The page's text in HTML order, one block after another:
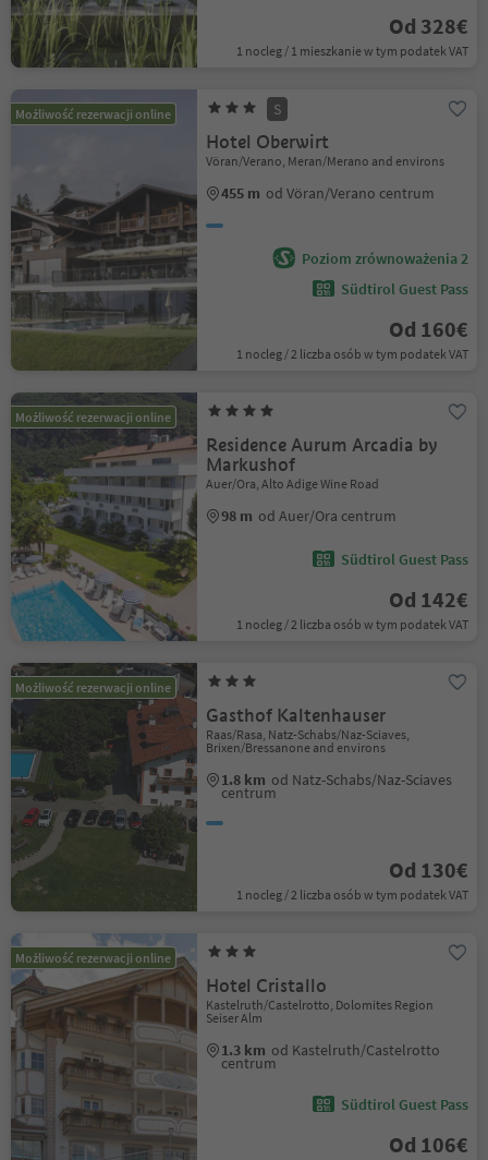
Od 328€
1 nocleg / 1 mieszkanie w tym podatek VAT
Możliwość rezerwacji online S
Hotel Oberwirt
Vöran/Verano, Meran/Merano and environs
455 m od Vöran/Verano centrum
Poziom zrównoważenia 2
Südtirol Guest Pass
Od 160€
1 nocleg / 2 liczba osób w tym podatek VAT
Możliwość rezerwacji online
Residence Aurum Arcadia by
Markushof
Auer/Ora, Alto Adige Wine Road
98 m od Auer/Ora centrum
Südtirol Guest Pass
Od 142€
1 nocleg / 2 liczba osób w tym podatek VAT
Możliwość rezerwacji online
Gasthof Kaltenhauser
Raas/Rasa, Natz-Schabs/Naz-Sciaves,
Brixen/Bressanone and environs
1.8 km od Natz-Schabs/Naz-Sciaves
centrum
Od 130€
1 nocleg / 2 liczba osób w tym podatek VAT
Możliwość rezerwacji online
Hotel Cristallo
Kastelruth/Castelrotto, Dolomites Region
Seiser Alm
1.3 km od Kastelruth/Castelrotto
centrum
Südtirol Guest Pass
Od 106€